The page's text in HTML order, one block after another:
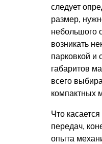
следует
размер,
небольшого
возникать
парковкой и
габаритов
всего
компактных
Что
передач,
опыта